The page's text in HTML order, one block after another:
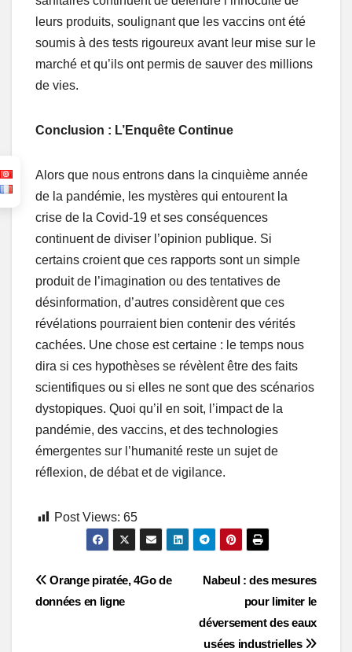
leurs produits, soulignant que les vaccins ont été
soumis à des tests rigoureux avant leur mise sur le
marché et qu’ils ont permis de sauver des millions
de vies.
Conclusion : L’Enquête Continue
Alors que nous entrons dans la cinquième année
de la pandémie, les mystères qui entourent la
crise de la Covid-19 et ses conséquences
continuent de diviser l’opinion publique. Si
certains croient que ces rapports sont un simple
produit de l’imagination ou des tentatives de
désinformation, d’autres considèrent que ces
révélations pourraient bien contenir des vérités
cachées. Une chose est certaine : le temps nous
dira si ces hypothèses se révèlent être des faits
scientifiques ou si elles ne sont que des scénarios
dystopiques. Quoi qu’il en soit, l’impact de la
pandémie, des vaccins, et des technologies
émergentes sur l’humanité reste un sujet de
réflexion, de débat et de vigilance.
Post Views: 65
Post
navigation
Nabeul : des mesures
pour limiter le
déversement des eaux
usées industrielles
Orange piratée, 4Go de
données en ligne